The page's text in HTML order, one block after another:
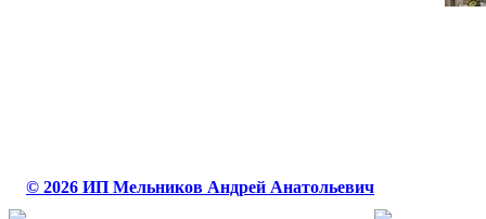
© 2026 ИП Мельников Андрей Анатольевич